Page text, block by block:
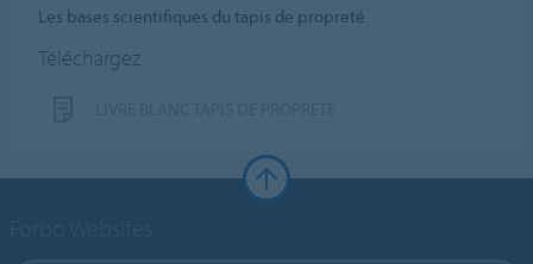
Les bases scientifiques du tapis de propreté
Téléchargez